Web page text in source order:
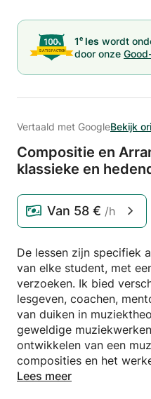
1e les wordt
door onze
Vertaald met GoogleBekijk
Compositie en
klassieke en
Van 58 € /h
De lessen zijn specifiek
van elke student, met
verzoeken. Ik bied
lesgeven, coachen,
van duiken in
geweldige
ontwikkelen van een
composities en het
Lees meer